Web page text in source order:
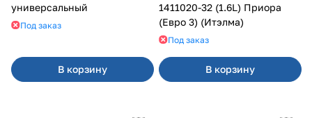
универсальный
Под заказ
В корзину
1411020-32 (1.6L) Приора
(Евро 3) (Итэлма)
Под заказ
В корзину